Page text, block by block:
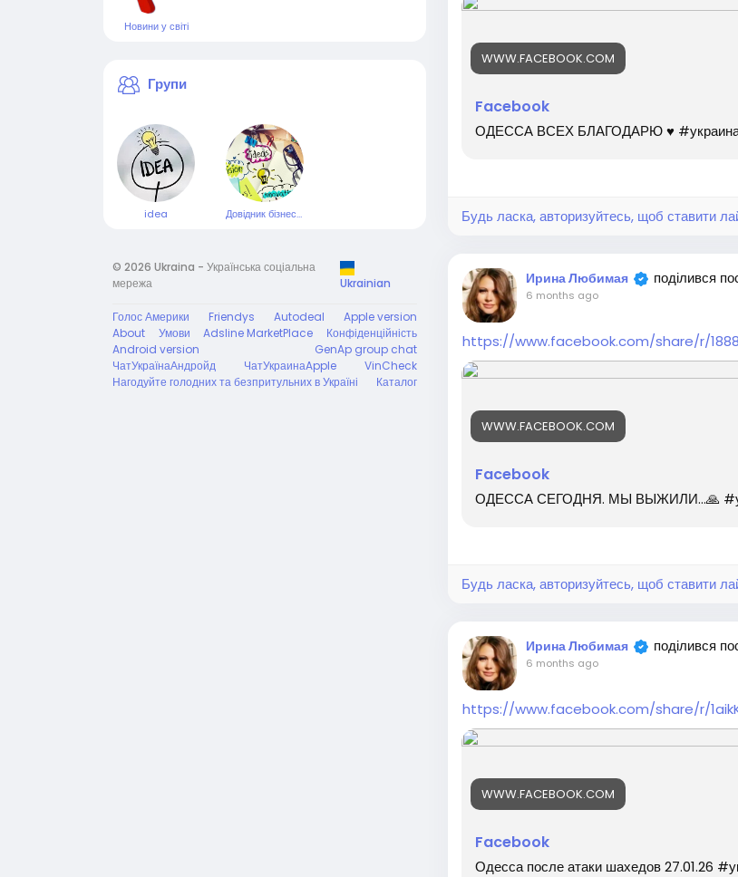
Новини у світі
Групи
idea Довідник бізнес-оголошень Створіть майбутнє, поділіться успіхом!!! Business classified directory
© 2026 Ukraina - Українська соціальна
мережа
Ukrainian
Голос Америки Friendys Autodeal
Apple version
About
Умови Adsline MarketPlace
Конфіденційність
Android version
GenAp group chat
ЧатУкраїнаАндройд
ЧатУкраинаApple
VinCheck
Нагодуйте голодних та безпритульних в Україні
Каталог
WWW.FACEBOOK.COM
Facebook
ОДЕССА ВСЕХ БЛАГОДАРЮ ♥️
Будь ласка, авторизуйтесь, щоб ставити
Ирина Любимая поділився
6 months ago
https://www.facebook.com/share/r/
WWW.FACEBOOK.COM
Facebook
ОДЕССА СЕГОДНЯ. МЫ ВЫЖИЛИ…🙏
Будь ласка, авторизуйтесь, щоб ставити
Ирина Любимая поділився
6 months ago
https://www.facebook.com/share/r/
WWW.FACEBOOK.COM
Facebook
Одесса после атаки шахедов 27.01.26